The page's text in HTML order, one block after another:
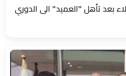
بعد تأهل "العميد" الى الدوري